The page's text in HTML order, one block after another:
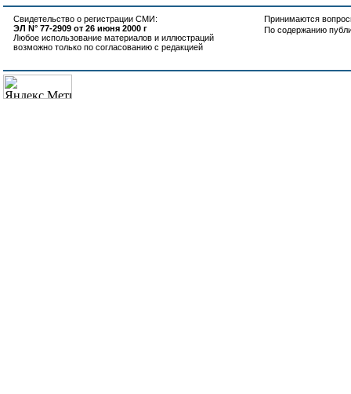
Свидетельство о регистрации СМИ:
ЭЛ N° 77-2909 от 26 июня 2000 г
Любое использование материалов и иллюстраций
возможно только по согласованию с редакцией
Принимаются
По содержанию